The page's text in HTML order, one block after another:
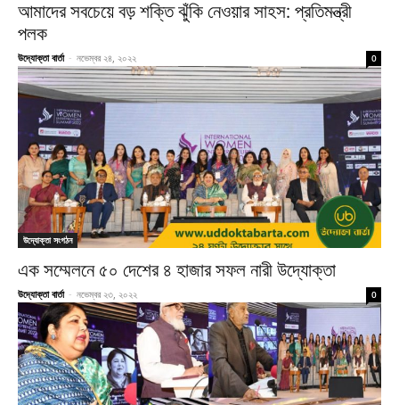
আমাদের সবচেয়ে বড় শক্তি ঝুঁকি নেওয়ার সাহস: প্রতিমন্ত্রী
পলক
উদ্যোক্তা বার্তা - নভেম্বর ২৪, ২০২২ 0
উদ্যোক্তা সংগঠন
এক সম্মেলনে ৫০ দেশের ৪ হাজার সফল নারী উদ্যোক্তা
উদ্যোক্তা বার্তা - নভেম্বর ২৩, ২০২২ 0